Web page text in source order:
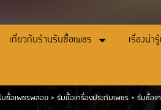
เกี่ยวกับร้านรับซื้อเพชร เรื่องน่า
ซื้อเพชรพลอย> รับซื้อเครื่องประดับเพชร> รับซื้อเ